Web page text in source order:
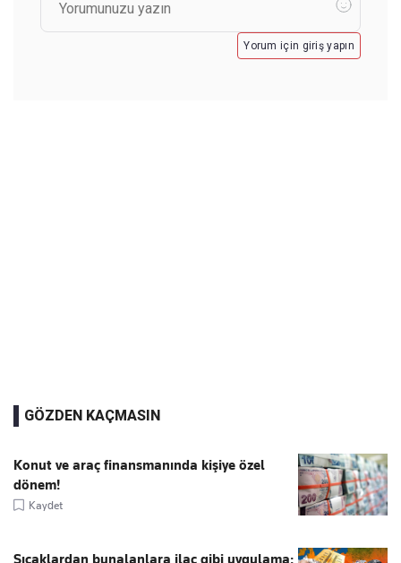
Yorum için giriş yapın
GÖZDEN KAÇMASIN
Konut ve araç finansmanında kişiye özel
dönem!
Kaydet
Sıcaklardan bunalanlara ilaç gibi uygulama: